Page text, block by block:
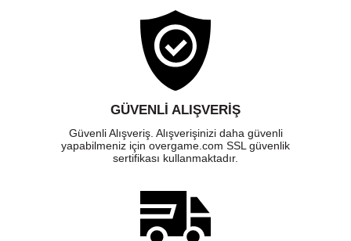
GÜVENLI ALIŞVERIŞ
Güvenli Alışveriş. Alışverişinizi daha güvenli
yapabilmeniz için overgame.com SSL güvenlik
sertifikası kullanmaktadır.